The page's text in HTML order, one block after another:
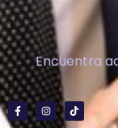
Encuentra